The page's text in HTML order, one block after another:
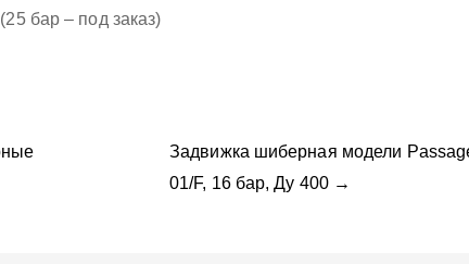
бар – под заказ)
Задвижка шиберная модели
01/F, 16 бар, Ду 400 →